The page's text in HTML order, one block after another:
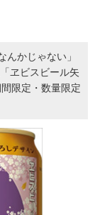
んかじゃない」
ヱビスビール矢
限定・数量限定